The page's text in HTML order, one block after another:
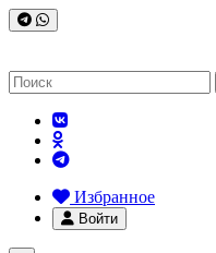
Избранное
Войти